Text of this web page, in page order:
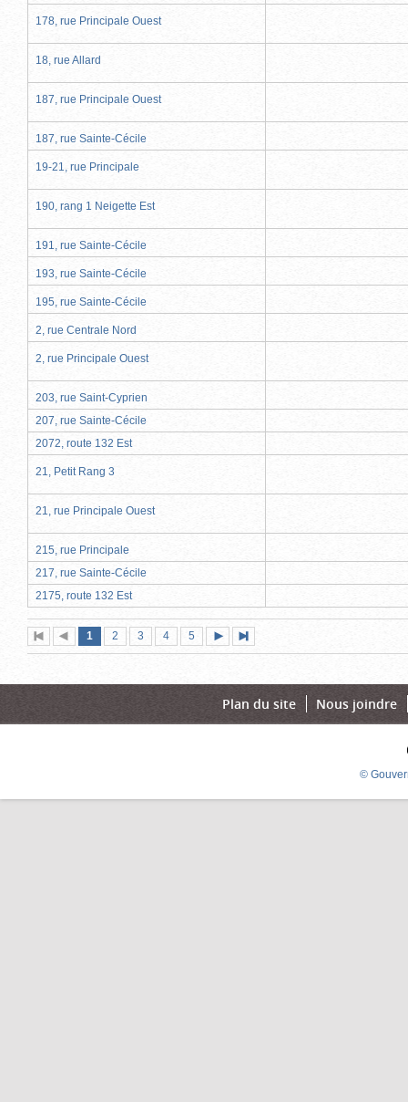
178, rue Principale Ouest
18, rue Allard
187, rue Principale Ouest
187, rue Sainte-Cécile
19-21, rue Principale
190, rang 1 Neigette Est
191, rue Sainte-Cécile
193, rue Sainte-Cécile
195, rue Sainte-Cécile
2, rue Centrale Nord
2, rue Principale Ouest
203, rue Saint-Cyprien
207, rue Sainte-Cécile
2072, route 132 Est
21, Petit Rang 3
21, rue Principale Ouest
215, rue Principale
217, rue Sainte-Cécile
2175, route 132 Est
Première
page
Page
précédente
Page
1 (page
actuelle)
Page
2 Page
3 Page
4 Page
5
suivante
page
Plan du site Nous joindre
©